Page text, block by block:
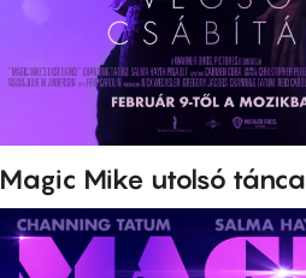
Magic Mike utolsó tánca